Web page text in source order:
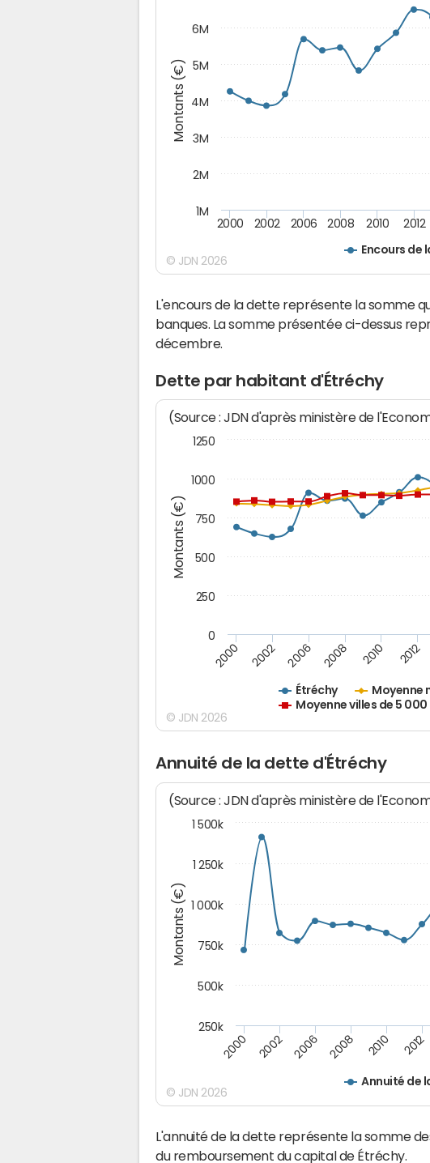
Montants (€)
Encours de
2000 2002 2006 2008 2010 2012
1M
2M
3M
4M
5M
6M
© JDN 2026
L'encours de la dette représente la somme
banques. La somme présentée ci-dessus
décembre.
Dette par habitant d'Étréchy
Montants (€)
(Source : JDN d'après ministère de
Étréchy
Moyenne
Moyenne villes de 5
2000 2002 2006 2008 2010 2012
1000
0
250
500
750
1250
© JDN 2026
Annuité de la dette d'Étréchy
Montants (€)
(Source : JDN d'après ministère de
Annuité de
2000 2002 2006 2008 2010 2012
250k
500k
750k
1 000k
1 250k
1 500k
© JDN 2026
L'annuité de la dette représente la somme
du remboursement du capital de Étréchy.